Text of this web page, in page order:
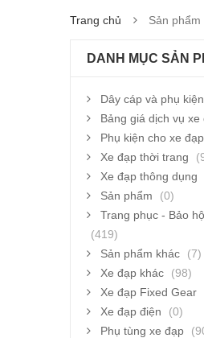
Trang chủ Sản phẩm
DANH MỤC SẢN
Dây cáp và phụ kiện
Bảng giá dịch vụ xe
Phụ kiện cho xe đạp
Xe đạp thời trang
Xe đạp thông dụng
Sản phẩm
(0)
Trang phục - Bảo
(419)
Sản phẩm khác
(7)
Xe đạp khác
(98)
Xe đạp Fixed Gear
Xe đạp điện
(0)
Phụ tùng xe đạp